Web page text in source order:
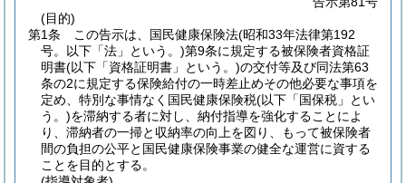
(目的)
第1条
この告示は、国民健康保険法(昭和33年法律第192
号。以下「法」という。)第9条に規定する被保険者資格証
明書(以下「資格証明書」という。)の交付等及び同法第63
条の2に規定する保険給付の一時差止めその他必要な事項を
定め、特別な事情なく国民健康保険税(以下「国保税」とい
う。)を滞納する者に対し、納付指導を強化することによ
り、滞納者の一掃と収納率の向上を図り、もって被保険者
間の負担の公平と国民健康保険事業の健全な運営に資する
ことを目的とする。